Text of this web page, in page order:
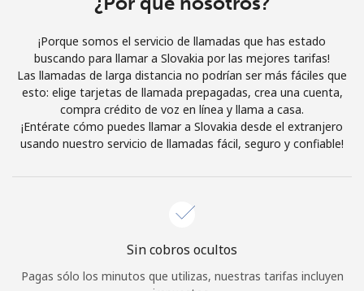
o
Continuar con
¡Porque somos el servicio de llamadas que has estado
buscando para llamar a Slovakia por las mejores tarifas!
Las llamadas de larga distancia no podrían ser más fáciles que
esto: elige tarjetas de llamada prepagadas, crea una cuenta,
compra crédito de voz en línea y llama a casa.
¡Entérate cómo puedes llamar a Slovakia desde el extranjero
usando nuestro servicio de llamadas fácil, seguro y confiable!
Sin cobros ocultos
Pagas sólo los minutos que utilizas, nuestras tarifas incluyen